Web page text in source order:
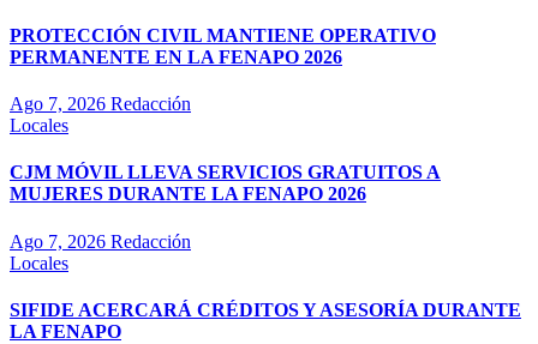
PROTECCIÓN CIVIL MANTIENE OPERATIVO
PERMANENTE EN LA FENAPO 2026
Ago 7, 2026 Redacción
Locales
CJM MÓVIL LLEVA SERVICIOS GRATUITOS A
MUJERES DURANTE LA FENAPO 2026
Ago 7, 2026 Redacción
Locales
SIFIDE ACERCARÁ CRÉDITOS Y ASESORÍA DURANTE
LA FENAPO